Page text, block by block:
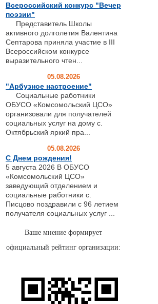
Всероссийский конкурс "Вечер
поэзии"
Представитель Школы
активного долголетия Валентина
Септарова приняла участие в III
Всероссийском конкурсе
выразительного чтен...
05.08.2026
"Арбузное настроение"
Социальные работники
ОБУСО «Комсомольский ЦСО»
организовали для получателей
социальных услуг на дому с.
Октябрьский яркий пра...
05.08.2026
С Днем рождения!
5 августа 2026 В ОБУСО
«Комсомольский ЦСО»
заведующий отделением и
социальные работники с.
Писцово поздравили с 96 летием
получателя социальных услуг ...
Ваше мнение формирует
официальный рейтинг организации: